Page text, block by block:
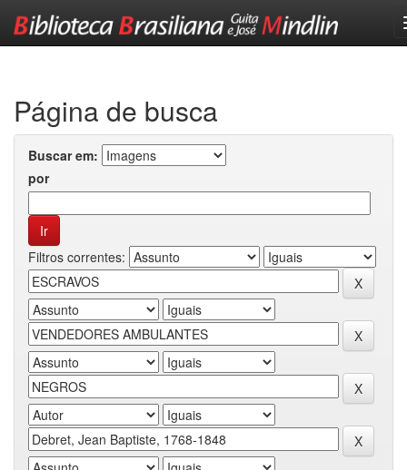
Página de busca
Buscar em:
por
Filtros correntes: